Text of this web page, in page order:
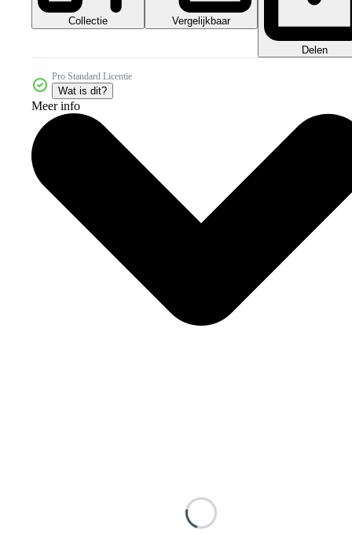
Collectie Vergelijkbaar
Delen
Pro Standard Licentie
Wat is dit?
Meer info